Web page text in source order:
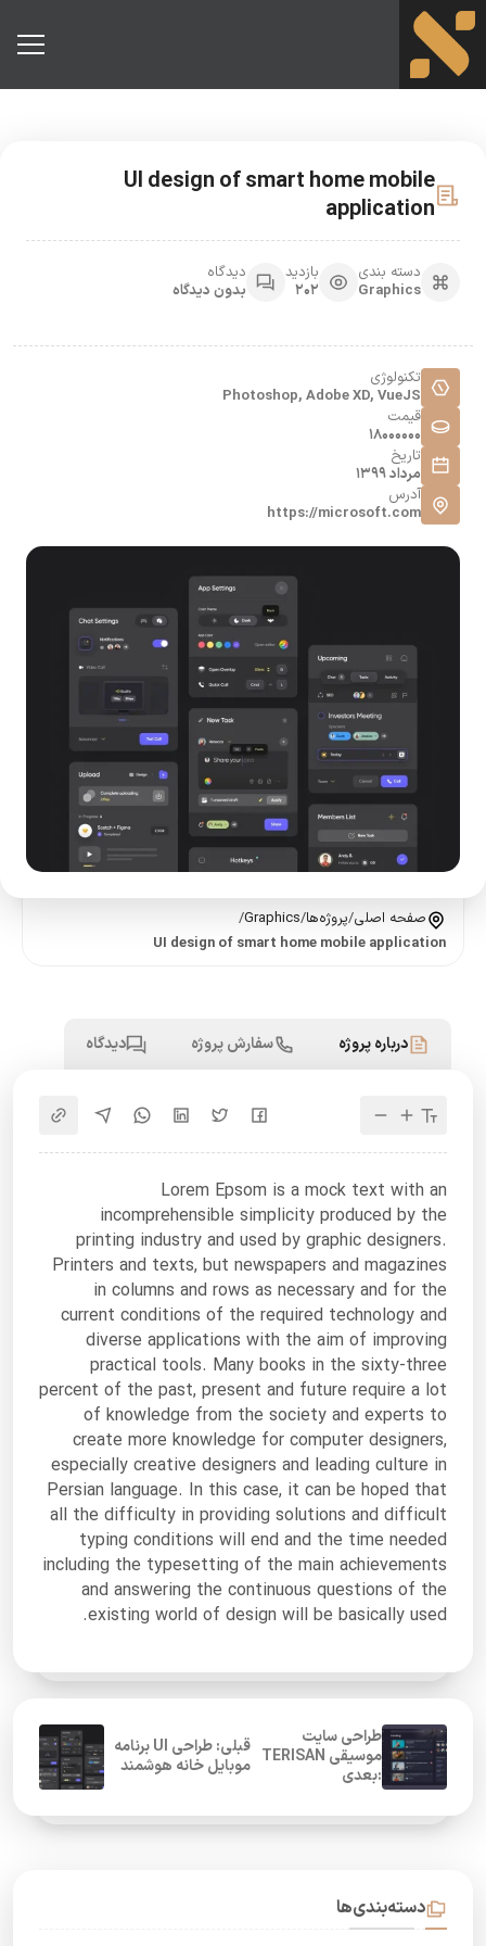
UI design of smart home mobile
application
دسته بندی
Graphics
بازدید
202
دیدگاه
بدون دیدگاه
تکنولوژی
Photoshop, Adobe XD, VueJS
قیمت
18000000
تاریخ
مرداد 1399
آدرس
https://microsoft.com
صفحه اصلی/پروژه‌ها/
Graphics
/
UI design of smart home mobile application
درباره پروژه سفارش پروژه دیدگاه
Lorem Epsom is a mock text with an
incomprehensible simplicity produced by the
printing industry and used by graphic designers.
Printers and texts, but newspapers and magazines
in columns and rows as necessary and for the
current conditions of the required technology and
diverse applications with the aim of improving
practical tools. Many books in the sixty-three
percent of the past, present and future require a lot
of knowledge from the society and experts to
create more knowledge for computer designers,
especially creative designers and leading culture in
Persian language. In this case, it can be hoped that
all the difficulty in providing solutions and difficult
typing conditions will end and the time needed
including the typesetting of the main achievements
and answering the continuous questions of the
existing world of design will be basically used.
طراحی سایت
موسیقی TERISAN
:بعدی
قبلی: طراحی UI برنامه
موبایل خانه هوشمند
دسته‌بندی‌ها